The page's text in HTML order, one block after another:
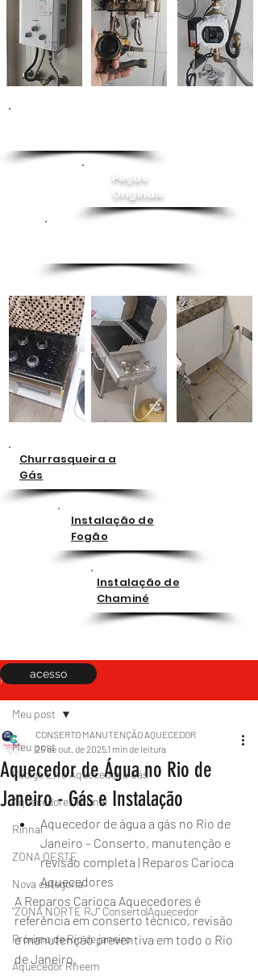
Peças
Originais
Churrasqueira a
Gás
Instalação de
Fogão
Instalação de
Chaminé
Post
Meu post
Código Erro Aquecedor a Gás
Aquecedores Rinnai
Rinnai
ZONA OESTE
Nova categoria
"ZONA NORTE RJ" Conserto|Aquecedor
Próximo de Rio de janeiro
Aquecedor Rheem
Meu post
Aquecedor de Água no Rio de
Janeiro - Gás e Instalação
CONSERTO MANUTENÇÃO AQUECEDOR
25 de out. de 20251 min de leitura
Aquecedor de água a gás no Rio de
Janeiro – Conserto, manutenção e
revisão completa | Reparos Carioca
Aquecedores
A Reparos Carioca Aquecedores é
referência em conserto técnico, revisão
e manutenção preventiva em todo o Rio
de Janeiro.
acesso